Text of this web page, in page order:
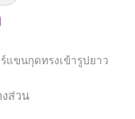
แขนกุดทรงเข้ารูปยาว
ส่วน